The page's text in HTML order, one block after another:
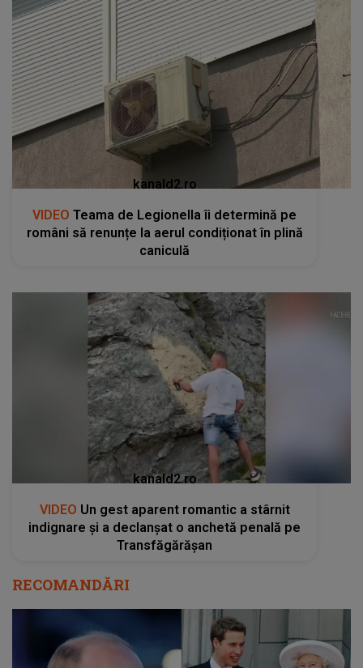
kanald2.ro
VIDEO Teama de Legionella îi determină pe
români să renunțe la aerul condiționat în plină
caniculă
kanald2.ro
VIDEO Un gest aparent romantic a stârnit
indignare și a declanșat o anchetă penală pe
Transfăgărășan
RECOMANDĂRI